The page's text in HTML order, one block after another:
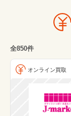
ホテル・旅館・宿泊
スポーツ用品・ジム
衣料・アパレル
全850件
オンライン買取